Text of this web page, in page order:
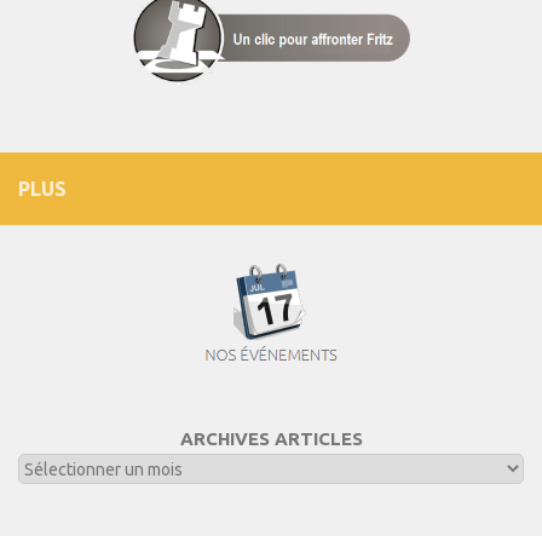
PLUS
ARCHIVES ARTICLES